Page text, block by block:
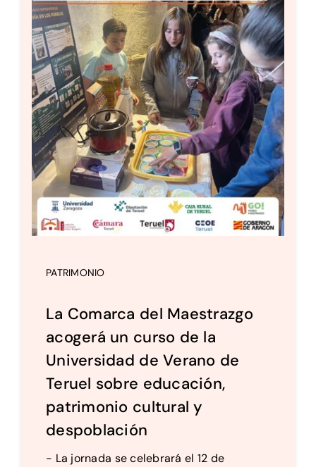
PATRIMONIO
La Comarca del Maestrazgo
acogerá un curso de la
Universidad de Verano de
Teruel sobre educación,
patrimonio cultural y
despoblación
- La jornada se celebrará el 12 de